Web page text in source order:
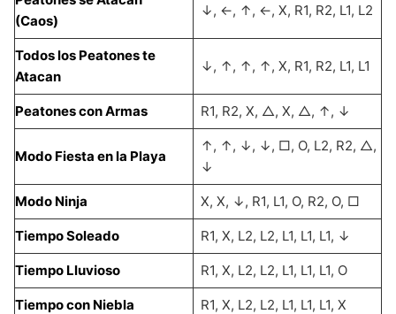
(Caos)
↓, ←, ↑, ←, X, R1, R2, L1, L2
Todos los Peatones te
Atacan
↓, ↑, ↑, ↑, X, R1, R2, L1, L1
Peatones con Armas R1, R2, X, △, X, △, ↑, ↓
Modo Fiesta en la Playa
↑, ↑, ↓, ↓, □, O, L2, R2, △,
↓
Modo Ninja X, X, ↓, R1, L1, O, R2, O, □
Tiempo Soleado R1, X, L2, L2, L1, L1, L1, ↓
Tiempo Lluvioso R1, X, L2, L2, L1, L1, L1, O
Tiempo con Niebla R1, X, L2, L2, L1, L1, L1, X